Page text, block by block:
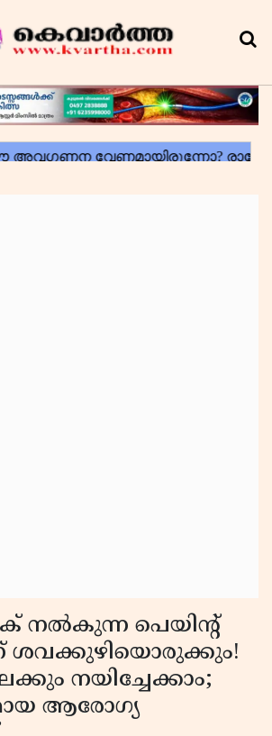
നൽകുന്ന പെയിന്റ്
ശവക്കുഴിയൊരുക്കും!
നയിച്ചേക്കാം;
ആരോഗ്യ